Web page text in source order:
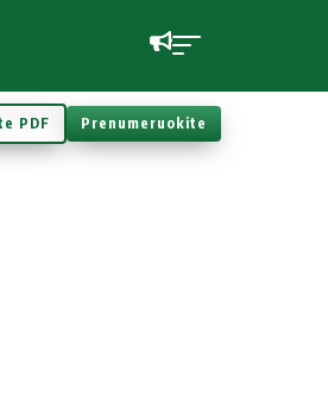
PDF Prenumeruokite